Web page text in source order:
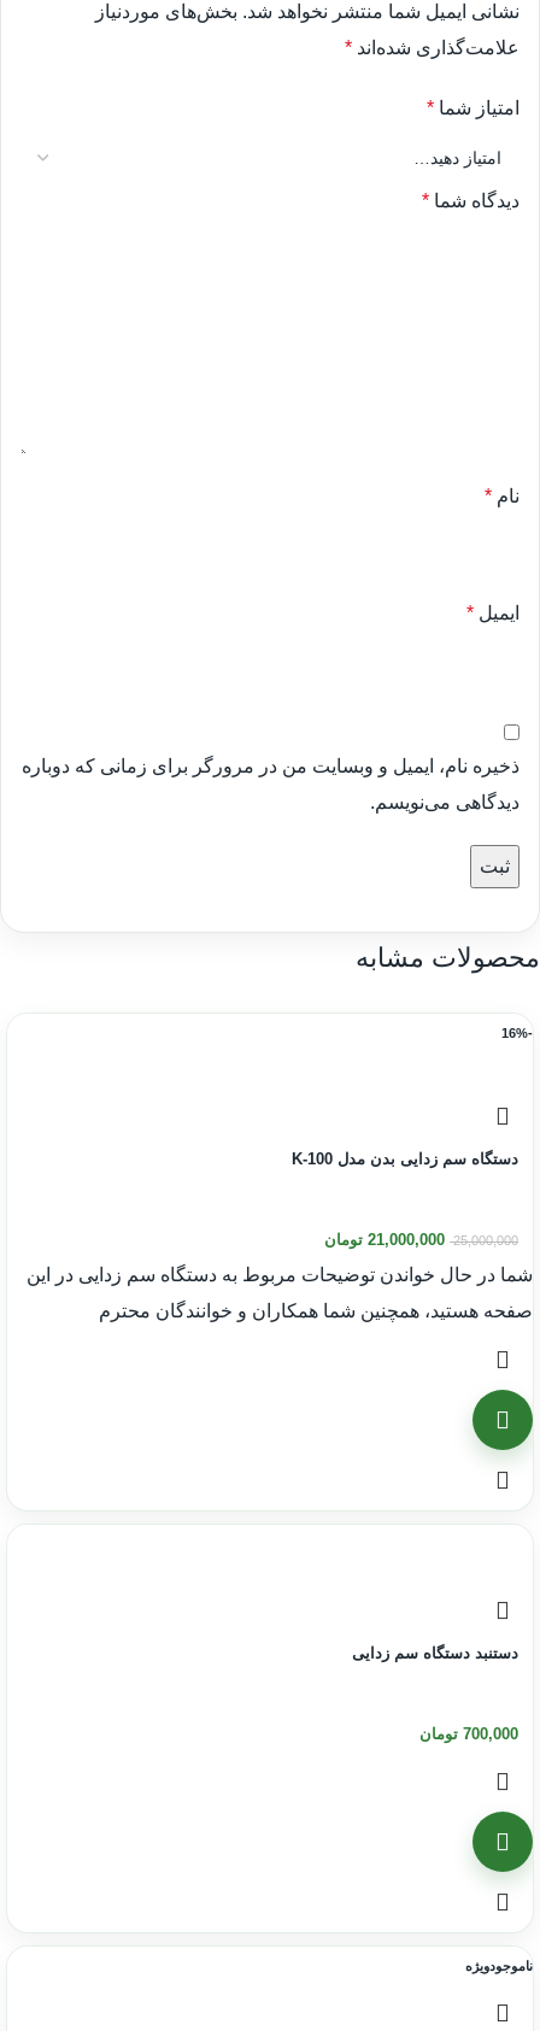
نشانی ایمیل شما منتشر نخواهد شد. بخش‌های موردنیاز
علامت‌گذاری شده‌اند *
امتیاز شما *
دیدگاه شما *
نام *
ایمیل *
ذخیره نام، ایمیل و وبسایت من در مرورگر برای زمانی که دوباره
دیدگاهی می‌نویسم.
محصولات مشابه
-16%
دستگاه سم زدایی بدن مدل K-100
25,000,000
21,000,000 تومان
شما در حال خواندن توضیحات مربوط به دستگاه سم زدایی در این
صفحه هستید، همچنین شما همکاران و خوانندگان محترم
دستنبد دستگاه سم زدایی
700,000 تومان
ناموجودویژه